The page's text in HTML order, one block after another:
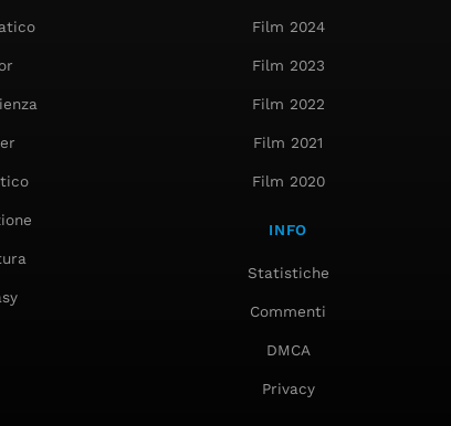
Film 2024
Film 2023
Film 2022
Film 2021
Film 2020
INFO
Statistiche
Commenti
DMCA
Privacy